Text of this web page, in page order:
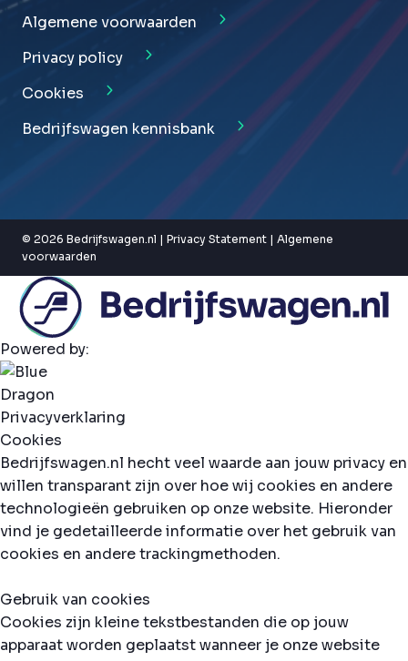
Algemene voorwaarden
Privacy policy
Cookies
Bedrijfswagen kennisbank
© 2026 Bedrijfswagen.nl | Privacy Statement | Algemene
voorwaarden
Powered by:
Privacyverklaring
Cookies
Bedrijfswagen.nl hecht veel waarde aan jouw privacy en
willen transparant zijn over hoe wij cookies en andere
technologieën gebruiken op onze website. Hieronder
vind je gedetailleerde informatie over het gebruik van
cookies en andere trackingmethoden.
Gebruik van cookies
Cookies zijn kleine tekstbestanden die op jouw
apparaat worden geplaatst wanneer je onze website